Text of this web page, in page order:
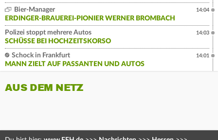
Bier-Manager
ERDINGER-BRAUEREI-PIONIER WERNER BROMBACH
14:04
Polizei stoppt mehrere Autos
SCHÜSSE BEI HOCHZEITSKORSO
14:03
Schock in Frankfurt
MANN ZIELT AUF PASSANTEN UND AUTOS
14:01
AUS DEM NETZ